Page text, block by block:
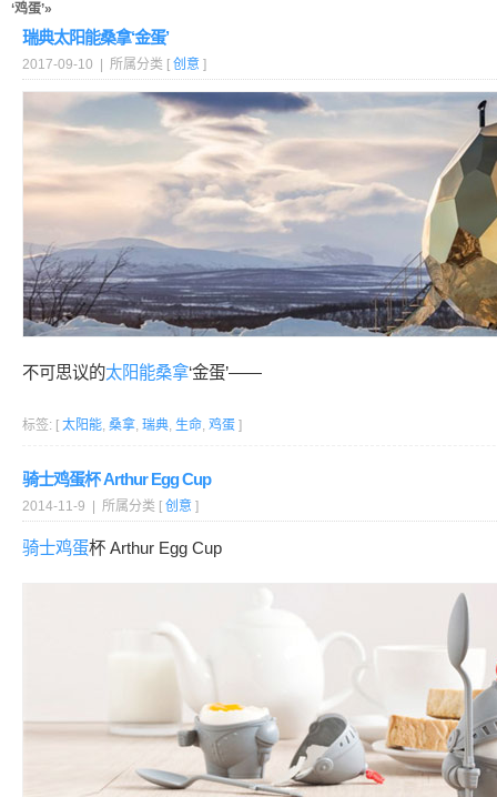
‘鸡蛋’»
瑞典太阳能桑拿‘金蛋’
2017-09-10 | 所属分类 [ 创意 ]
不可思议的太阳能桑拿‘金蛋’——
标签: [ 太阳能, 桑拿, 瑞典, 生命, 鸡蛋 ]
骑士鸡蛋杯 Arthur Egg Cup
2014-11-9 | 所属分类 [ 创意 ]
骑士鸡蛋杯 Arthur Egg Cup